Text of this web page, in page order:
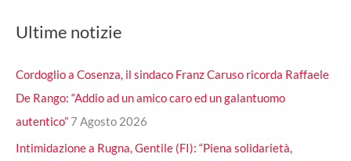
Ultime notizie
Cordoglio a Cosenza, il sindaco Franz Caruso ricorda Raffaele
De Rango: “Addio ad un amico caro ed un galantuomo
autentico” 7 Agosto 2026
Intimidazione a Rugna, Gentile (FI): “Piena solidarietà,